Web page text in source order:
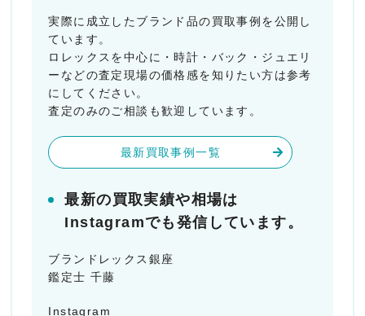
実際に成立したブランド品の買取事例を公開し
ています。
ロレックスを中心に・時計・バック・ジュエリ
ーなどの査定現場の価格感を知りたい方は参考
にしてください。
査定のみのご相談も歓迎しています。
最新買取事例一覧
最新の買取実績や相場は
Instagramでも発信しています。
ブランドレックス銀座
鑑定士 千藤
Instagram